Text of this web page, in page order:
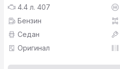
4.4 л. 407
Бензин
Седан
Оригинал